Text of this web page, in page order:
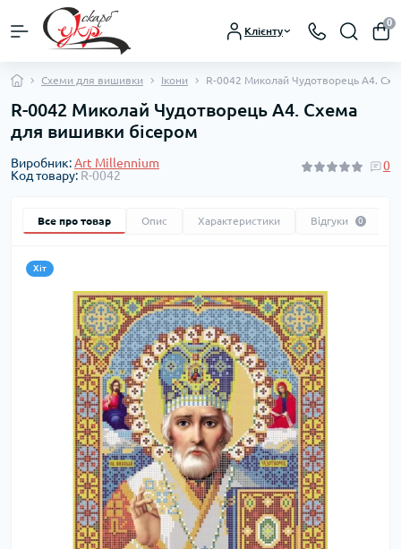
Клієнту
0
Схеми для вишивки Ікони R-0042 Миколай Чудотворець А4.
R-0042 Миколай Чудотворець А4. Схема
для вишивки бісером
Виробник:Art Millennium
Код товару: R-0042
0
Все про товар Опис Характеристики Відгуки 0
Хіт